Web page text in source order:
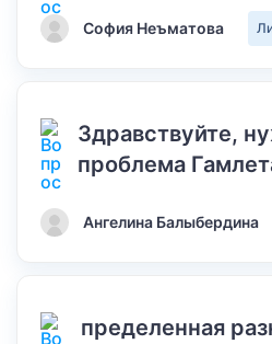
София Неъматова
Здравствуйте,
проблема
Ангелина Балыбердина
пределенная